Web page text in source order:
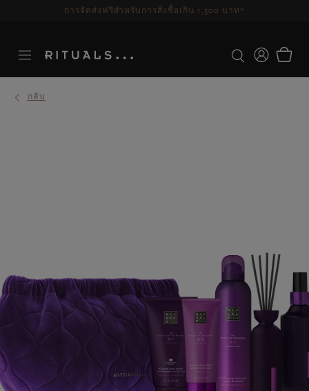
ระยะเวลาจัดส่ง 3-5 วันทำการ ดูเพิ่มเติม
กลับ